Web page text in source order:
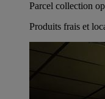
Parcel collection
Produits frais et